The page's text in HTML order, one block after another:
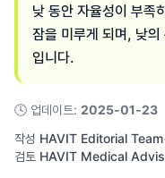
낮 동안 자율성이 부족
잠을 미루게 되며, 낮
입니다.
🕓 업데이트: 2025-01-23
작성 HAVIT Editorial Team·
검토 HAVIT Medical